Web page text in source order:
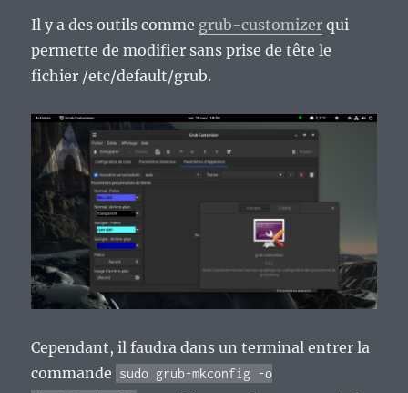
Il y a des outils comme grub-customizer qui
permette de modifier sans prise de tête le
fichier /etc/default/grub.
Cependant, il faudra dans un terminal entrer la
commande sudo grub-mkconfig -o